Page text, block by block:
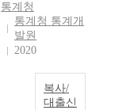
통계청
통계청 통계개
발원
2020
복사/
대출신